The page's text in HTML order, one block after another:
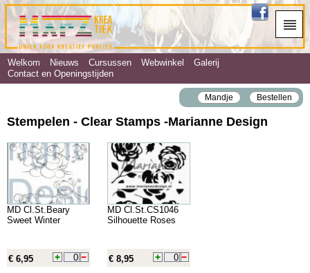
Welkom Nieuws Cursussen Webwinkel
Galerij
Contact en Openingstijden
Mandje Bestellen
Stempelen - Clear Stamps ‐Marianne Design
MD Cl.St.Beary
Sweet Winter
€ 6,95
MD Cl.St.CS1046
Silhouette Roses
€ 8,95